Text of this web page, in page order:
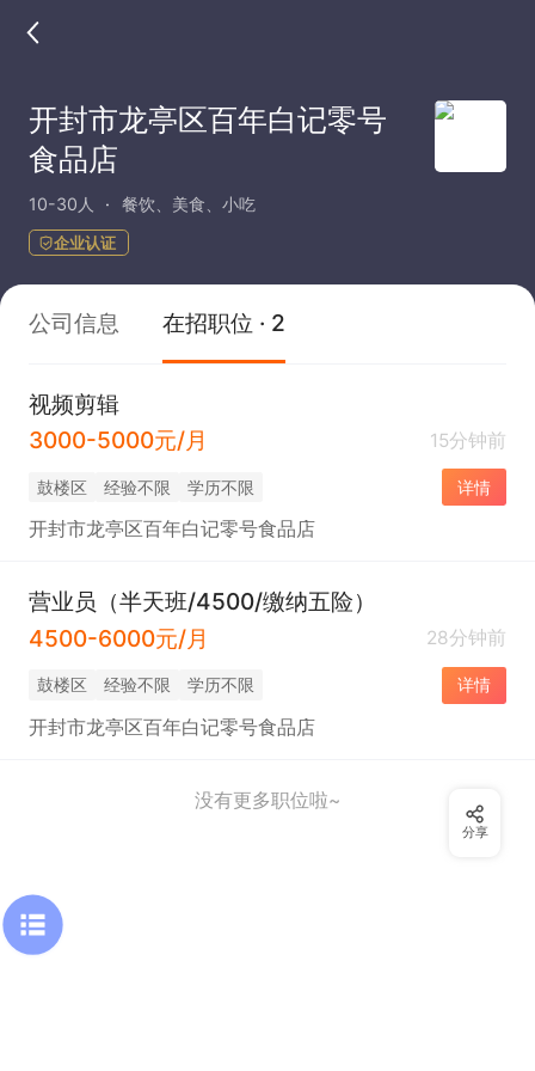
开封市龙亭区百年白记零号
食品店
10-30人 餐饮、美食、小吃
企业认证
公司信息 在招职位 · 2
视频剪辑
3000-5000元/月
15分钟前
鼓楼区 经验不限 学历不限 详情
开封市龙亭区百年白记零号食品店
营业员（半天班/4500/缴纳五险）
4500-6000元/月
28分钟前
鼓楼区 经验不限 学历不限 详情
开封市龙亭区百年白记零号食品店
没有更多职位啦~
分享